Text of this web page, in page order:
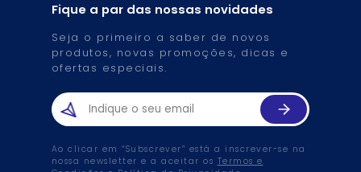
Fique a par das nossas novidades
Seja o primeiro a saber de novos
produtos, novas promoções, dicas e
ofertas especiais.
Ao clicar em “Subscrever” está a inscrever-se na
nossa newsletter e a aceitar os Termos e